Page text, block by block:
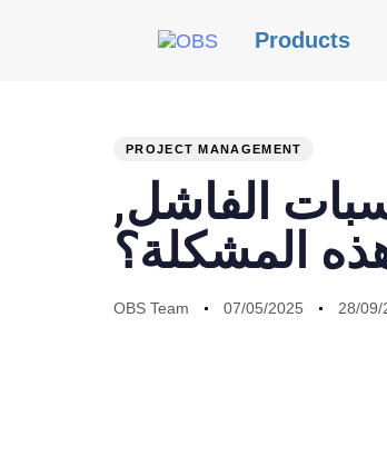
Products
PUBLISHED
PROJECT MANAGEMENT
الفاشل,
المشكلة؟
Author
OBS Team
Published
07/05/2025
Last
updated:
28/09/